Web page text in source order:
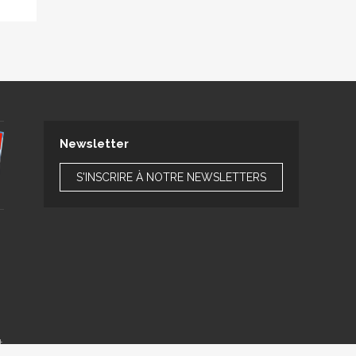
Newsletter
S'INSCRIRE À NOTRE NEWSLETTERS